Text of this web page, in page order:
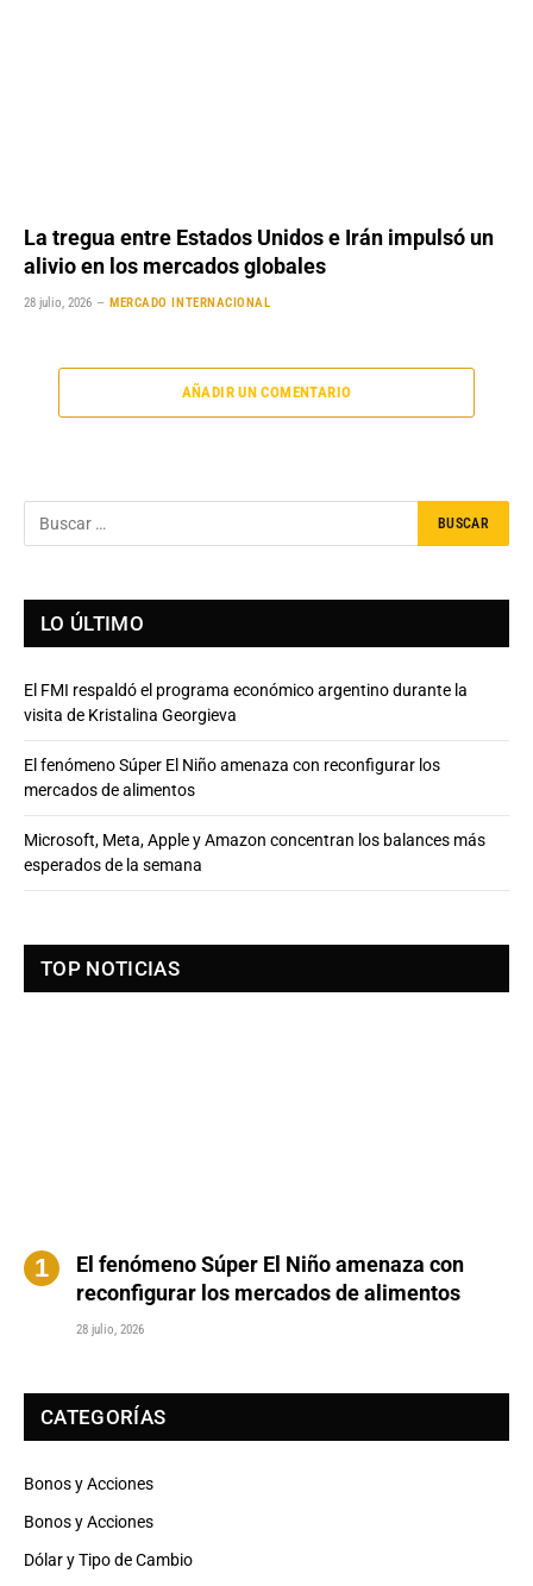
La tregua entre Estados Unidos e Irán impulsó un
alivio en los mercados globales
28 julio, 2026 MERCADO INTERNACIONAL
AÑADIR UN COMENTARIO
LO ÚLTIMO
El FMI respaldó el programa económico argentino durante la
visita de Kristalina Georgieva
El fenómeno Súper El Niño amenaza con reconfigurar los
mercados de alimentos
Microsoft, Meta, Apple y Amazon concentran los balances más
esperados de la semana
TOP NOTICIAS
El fenómeno Súper El Niño amenaza con
reconfigurar los mercados de alimentos
28 julio, 2026
CATEGORÍAS
Bonos y Acciones
Bonos y Acciones
Dólar y Tipo de Cambio